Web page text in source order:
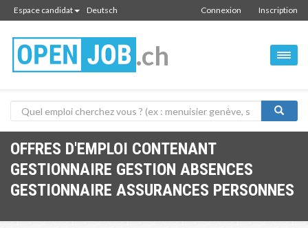
Espace candidat Deutsch Inscription
Connexion
.ch
OFFRES D'EMPLOI CONTENANT
GESTIONNAIRE GESTION ABSENCES
GESTIONNAIRE ASSURANCES PERSONNES